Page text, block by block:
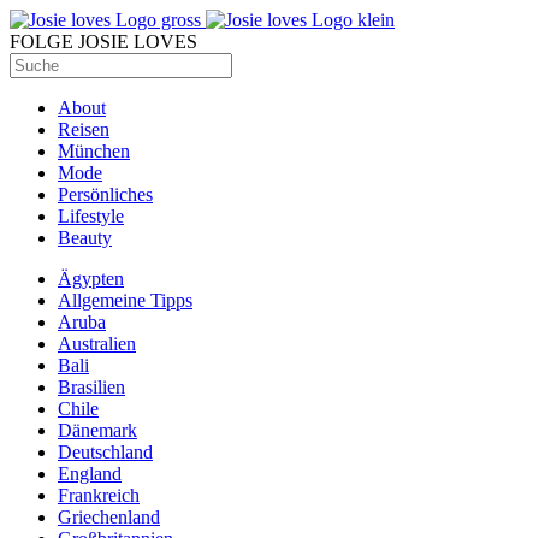
FOLGE JOSIE LOVES
About
Reisen
München
Mode
Persönliches
Lifestyle
Beauty
Ägypten
Allgemeine Tipps
Aruba
Australien
Bali
Brasilien
Chile
Dänemark
Deutschland
England
Frankreich
Griechenland